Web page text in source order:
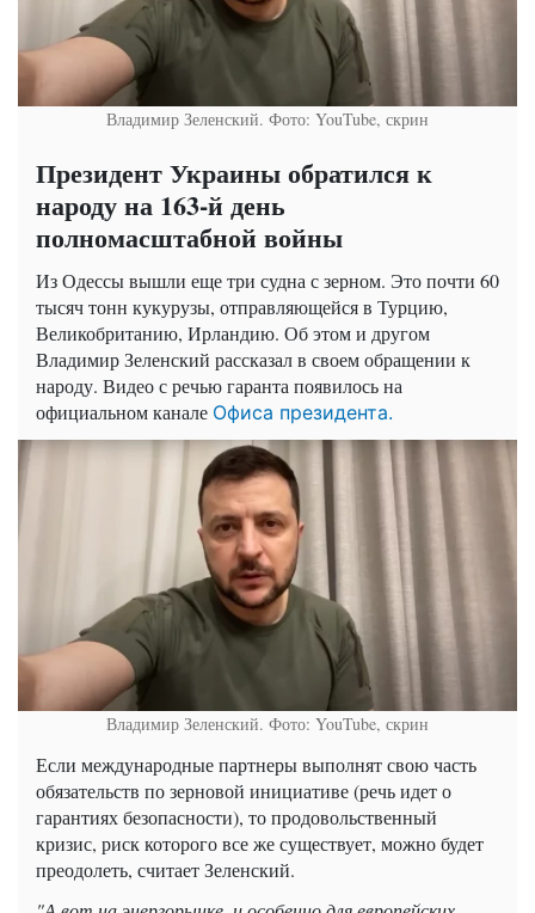
Владимир Зеленский. Фото: YouTube, скрин
Президент Украины обратился к
народу на 163-й день
полномасштабной войны
Из Одессы вышли еще три судна с зерном. Это почти 60
тысяч тонн кукурузы, отправляющейся в Турцию,
Великобританию, Ирландию. Об этом и другом
Владимир Зеленский рассказал в своем обращении к
народу. Видео с речью гаранта появилось на
официальном канале Офиса президента.
Владимир Зеленский. Фото: YouTube, скрин
Если международные партнеры выполнят свою часть
обязательств по зерновой инициативе (речь идет о
гарантиях безопасности), то продовольственный
кризис, риск которого все же существует, можно будет
преодолеть, считает Зеленский.